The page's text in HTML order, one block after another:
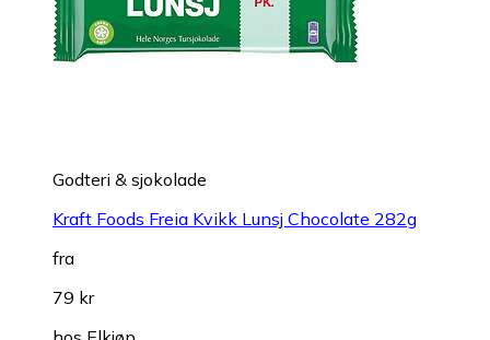
Godteri & sjokolade
Kraft Foods Freia Kvikk Lunsj Chocolate 282g
fra
79 kr